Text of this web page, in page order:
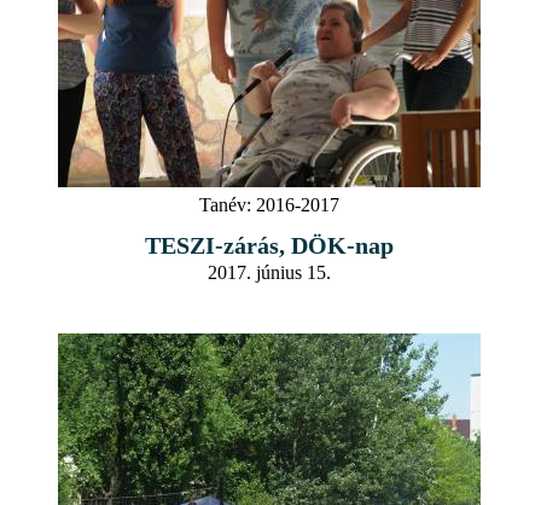
Tanév: 2016-2017
TESZI-zárás, DÖK-nap
2017. június 15.